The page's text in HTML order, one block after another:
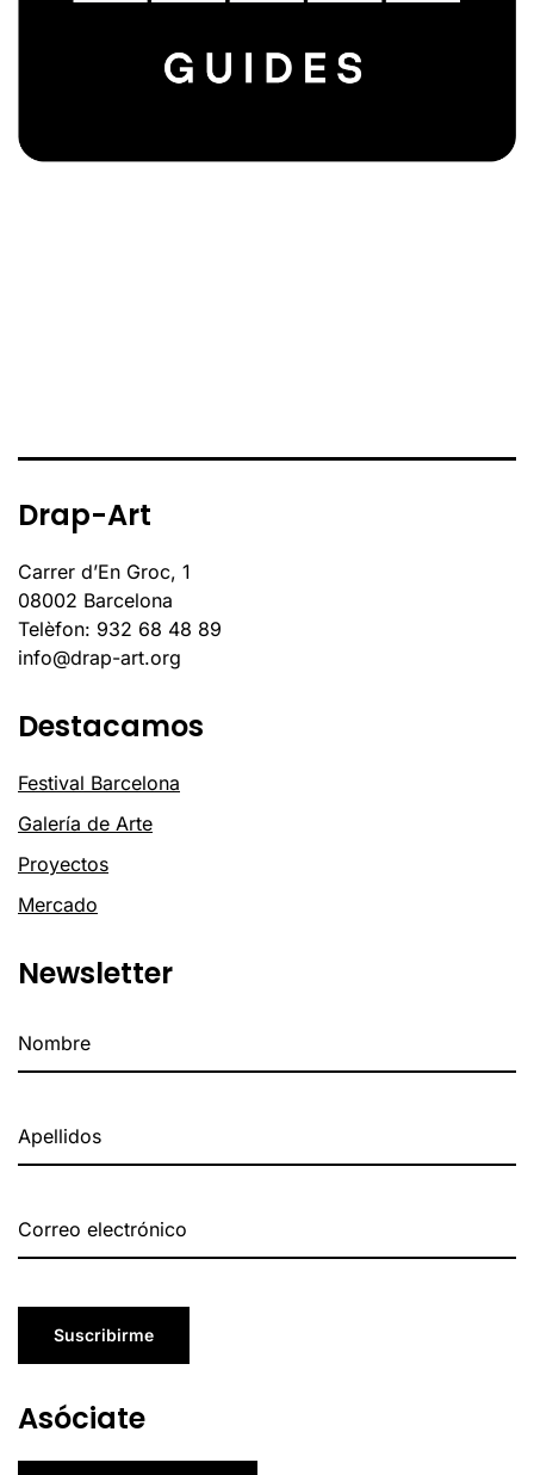
Drap-Art
Carrer d’En Groc, 1
08002 Barcelona
Telèfon: 932 68 48 89
info@drap-art.org
Destacamos
Festival Barcelona
Galería de Arte
Proyectos
Mercado
Newsletter
Suscribirme
Asóciate